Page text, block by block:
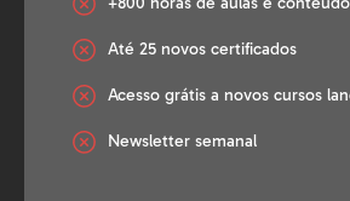
+800 horas de aulas e
Até 25 novos certificados
Acesso grátis a novos cursos
Newsletter semanal